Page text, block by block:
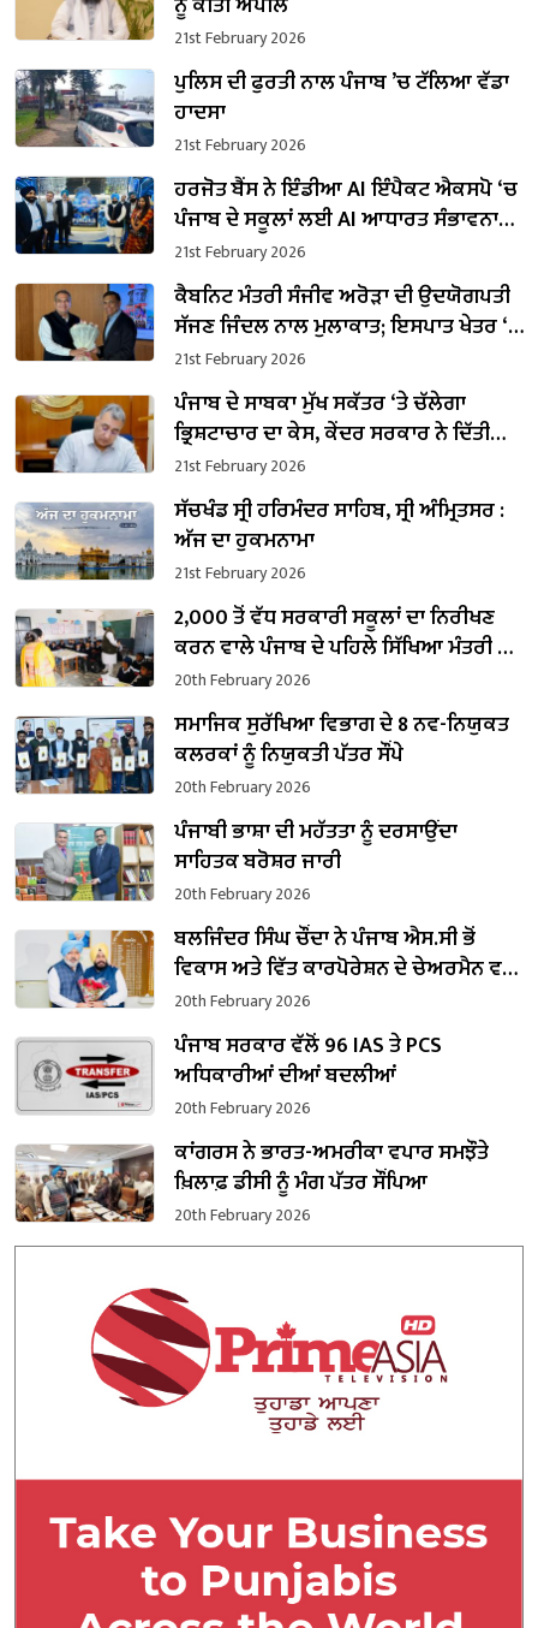
21st February 2026
ਪੁਲਿਸ ਦੀ ਫੁਰਤੀ ਨਾਲ ਪੰਜਾਬ ’ਚ ਟੱਲਿਆ ਵੱਡਾ
ਹਾਦਸਾ
21st February 2026
ਹਰਜੋਤ ਬੈਂਸ ਨੇ ਇੰਡੀਆ AI ਇੰਪੈਕਟ ਐਕਸਪੋ ‘ਚ
ਪੰਜਾਬ ਦੇ ਸਕੂਲਾਂ ਲਈ AI ਆਧਾਰਤ ਸੰਭਾਵਨਾਵਾਂ
ਨੂੰ ਤਲਾਸ਼ਿਆ
21st February 2026
ਕੈਬਨਿਟ ਮੰਤਰੀ ਸੰਜੀਵ ਅਰੋੜਾ ਦੀ ਉਦਯੋਗਪਤੀ
ਸੱਜਣ ਜਿੰਦਲ ਨਾਲ ਮੁਲਾਕਾਤ; ਇਸਪਾਤ ਖੇਤਰ ‘ਚ
₹1,500 ਕਰੋੜ ਨਿਵੇਸ਼ ਦਾ ਐਲਾਨ
21st February 2026
ਪੰਜਾਬ ਦੇ ਸਾਬਕਾ ਮੁੱਖ ਸਕੱਤਰ ‘ਤੇ ਚੱਲੇਗਾ
ਭ੍ਰਿਸ਼ਟਾਚਾਰ ਦਾ ਕੇਸ, ਕੇਂਦਰ ਸਰਕਾਰ ਨੇ ਦਿੱਤੀ
ਪ੍ਰਵਾਨਗੀ
21st February 2026
ਸੱਚਖੰਡ ਸ੍ਰੀ ਹਰਿਮੰਦਰ ਸਾਹਿਬ, ਸ੍ਰੀ ਅੰਮ੍ਰਿਤਸਰ :
ਅੱਜ ਦਾ ਹੁਕਮਨਾਮਾ
21st February 2026
2,000 ਤੋਂ ਵੱਧ ਸਰਕਾਰੀ ਸਕੂਲਾਂ ਦਾ ਨਿਰੀਖਣ
ਕਰਨ ਵਾਲੇ ਪੰਜਾਬ ਦੇ ਪਹਿਲੇ ਸਿੱਖਿਆ ਮੰਤਰੀ ਬਣੇ
ਹਰਜੋਤ ਸਿੰਘ ਬੈਂਸ
20th February 2026
ਸਮਾਜਿਕ ਸੁਰੱਖਿਆ ਵਿਭਾਗ ਦੇ 8 ਨਵ-ਨਿਯੁਕਤ
ਕਲਰਕਾਂ ਨੂੰ ਨਿਯੁਕਤੀ ਪੱਤਰ ਸੌਂਪੇ
20th February 2026
ਪੰਜਾਬੀ ਭਾਸ਼ਾ ਦੀ ਮਹੱਤਤਾ ਨੂੰ ਦਰਸਾਉਂਦਾ
ਸਾਹਿਤਕ ਬਰੋਸ਼ਰ ਜਾਰੀ
20th February 2026
ਬਲਜਿੰਦਰ ਸਿੰਘ ਚੌਂਦਾ ਨੇ ਪੰਜਾਬ ਐਸ.ਸੀ ਭੋਂ
ਵਿਕਾਸ ਅਤੇ ਵਿੱਤ ਕਾਰਪੋਰੇਸ਼ਨ ਦੇ ਚੇਅਰਮੈਨ ਵਜੋਂ
ਸੰਭਾਲਿਆ ਕਾਰਜਭਾਰ
20th February 2026
ਪੰਜਾਬ ਸਰਕਾਰ ਵੱਲੋਂ 96 IAS ਤੇ PCS
ਅਧਿਕਾਰੀਆਂ ਦੀਆਂ ਬਦਲੀਆਂ
20th February 2026
ਕਾਂਗਰਸ ਨੇ ਭਾਰਤ-ਅਮਰੀਕਾ ਵਪਾਰ ਸਮਝੌਤੇ
ਖ਼ਿਲਾਫ਼ ਡੀਸੀ ਨੂੰ ਮੰਗ ਪੱਤਰ ਸੌਂਪਿਆ
20th February 2026